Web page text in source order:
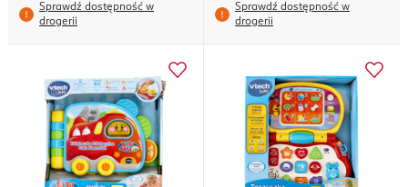
Sprawdź dostępność w
drogerii
Sprawdź dostępność w
drogerii